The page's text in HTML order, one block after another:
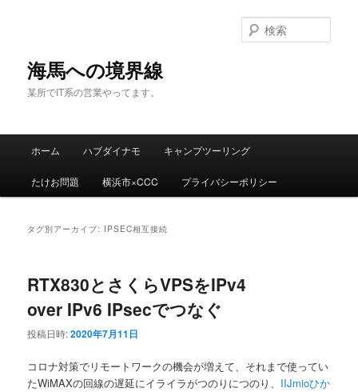
海馬への境界線
某所でIT系の営業やってます。
索
メ
メ
イ
ン
サ
ブ
テ
ホーム ハブダイナモ キャンプツーリング
たけお問題 横浜市×CCC プライバシーポリシー
タグ別アーカイブ: IPSEC相互接続
RTX830とさくらVPSをIPv4
over IPv6 IPsecでつなぐ
投稿日時:2020年7月11日
コロナ対策でリモートワークの機会が増えて、それまで使ってい
たWiMAXの回線の遅延にイライラがつのりにつのり、 IIJmioひか